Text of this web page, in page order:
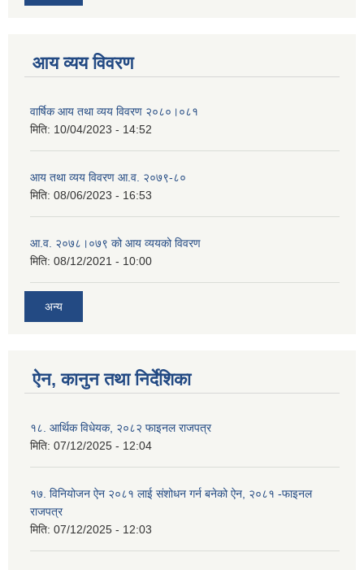
आय व्यय विवरण
वार्षिक आय तथा व्यय विवरण २०८०।०८१
मिति: 10/04/2023 - 14:52
आय तथा व्यय विवरण आ.व. २०७९-८०
मिति: 08/06/2023 - 16:53
आ.व. २०७८।०७९ को आय व्ययको विवरण
मिति: 08/12/2021 - 10:00
अन्य
ऐन, कानुन तथा निर्देशिका
१८. आर्थिक विधेयक, २०८२ फाइनल राजपत्र
मिति: 07/12/2025 - 12:04
१७. विनियोजन ऐन २०८१ लाई संशोधन गर्न बनेको ऐन, २०८१ -फाइनल
राजपत्र
मिति: 07/12/2025 - 12:03